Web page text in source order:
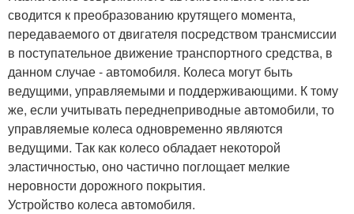
сводится к преобразованию крутящего момента,
передаваемого от двигателя посредством трансмиссии
в поступательное движение транспортного средства, в
данном случае - автомобиля. Колеса могут быть
ведущими, управляемыми и поддерживающими. К тому
же, если учитывать переднеприводные автомобили, то
управляемые колеса одновременно являются
ведущими. Так как колесо обладает некоторой
эластичностью, оно частично поглощает мелкие
неровности дорожного покрытия.
Устройство колеса автомобиля.